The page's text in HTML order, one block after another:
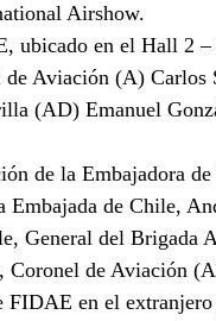
Airshow.
ubicado en el Hall 2
Aviación (A) Carlos
(AD) Emanuel
de la Embajadora
de Chile,
General del Brigada
de Aviación
FIDAE en el